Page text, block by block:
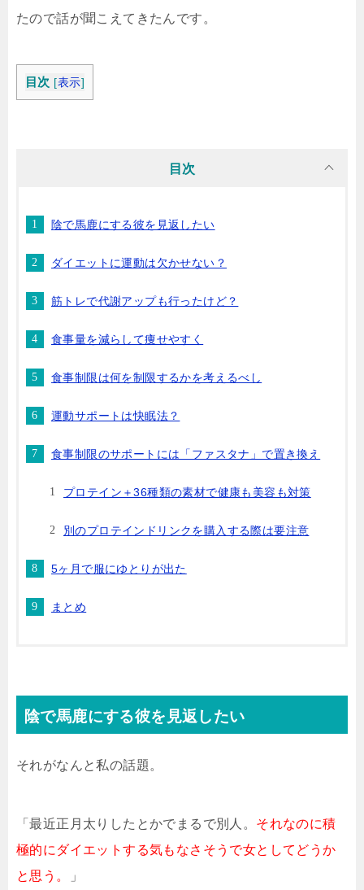
たので話が聞こえてきたんです。
目次 [表示]
目次
陰で馬鹿にする彼を見返したい
ダイエットに運動は欠かせない？
筋トレで代謝アップも行ったけど？
食事量を減らして痩せやすく
食事制限は何を制限するかを考えるべし
運動サポートは快眠法？
食事制限のサポートには「ファスタナ」で置き換え
プロテイン＋36種類の素材で健康も美容も対策
別のプロテインドリンクを購入する際は要注意
5ヶ月で服にゆとりが出た
まとめ
陰で馬鹿にする彼を見返したい
それがなんと私の話題。
「最近正月太りしたとかでまるで別人。 それなのに積
極的にダイエットする気もなさそうで女としてどうか
と思う。
」